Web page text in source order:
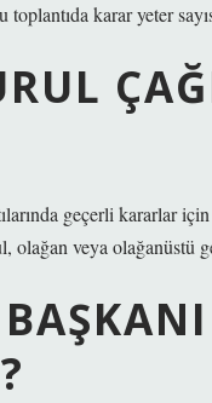
karar yeter
geçerli kararlar
olağan veya olağanüstü